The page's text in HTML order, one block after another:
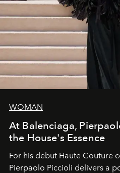
WOMAN
At Balenciaga,
the House's Essence
For his debut Haute Couture
Pierpaolo Piccioli delivers a